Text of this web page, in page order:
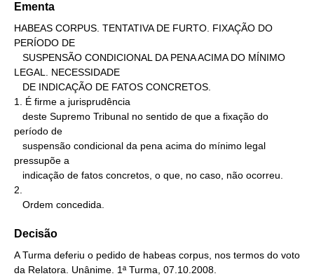
Ementa
HABEAS CORPUS. TENTATIVA DE FURTO. FIXAÇÃO DO
PERÍODO DE
LEGAL. NECESSIDADE
1. É firme a jurisprudência
período de
pressupõe a
2.
   Ordem concedida.
Decisão
A Turma deferiu o pedido de habeas corpus, nos termos do voto
da Relatora. Unânime. 1ª Turma, 07.10.2008.